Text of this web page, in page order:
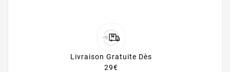
Livraison Gratuite Dès
29€